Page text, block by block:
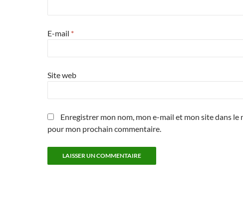
E-mail *
Site web
Enregistrer mon nom, mon e-mail et mon site dans le
pour mon prochain commentaire.